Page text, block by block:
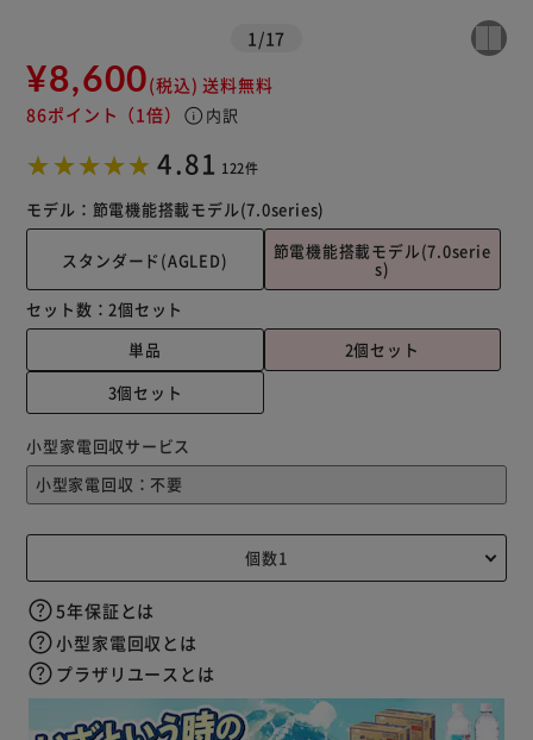
1 /17
¥8,600(税込) 送料無料
86ポイント （1倍） info 内訳
4.81 122件
モデル： 節電機能搭載モデル(7.0series)
スタンダード(AGLED) 節電機能搭載モデル(7.0serie
s)
セット数： 2個セット
単品
2個セット
3個セット
小型家電回収サービス
5年保証とは
小型家電回収とは
プラザリユースとは
カートに入れる